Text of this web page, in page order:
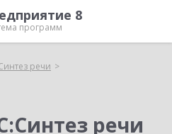
8
программ
речи
речи